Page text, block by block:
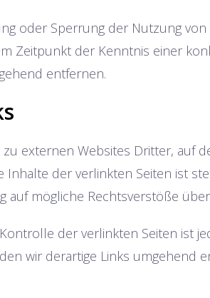
oder Sperrung der Nutzung
Zeitpunkt der Kenntnis einer
entfernen.
externen Websites Dritter, auf
Inhalte der verlinkten Seiten ist
auf mögliche Rechtsverstöße
der verlinkten Seiten ist
wir derartige Links umgehend